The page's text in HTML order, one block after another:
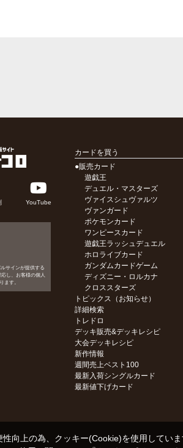
YouTube
サインが提供する
し、お客様の個人
ます。
カードを買う
●販売カード
遊戯王
デュエル・マスターズ
ヴァイスシュヴァルツ
ヴァンガード
ポケモンカード
ワンピースカード
遊戯王ラッシュデュエル
ホロライブカード
ガンダムカードゲーム
ディズニー・ロルカナ
クロススターズ
トピックス（お知らせ）
詳細検索
トレドロ
デッキ販売&デッキレシピ
大会デッキレシピ
新作情報
週間売上ベスト100
最新入荷シングルカード
最新値下げカード
向上の為、クッキー(Cookie)を使用していま